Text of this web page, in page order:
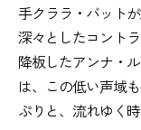
手クララ・バット
深々としたコント
降板したアンナ・
は、この低い声域
ぷりと、流れゆく